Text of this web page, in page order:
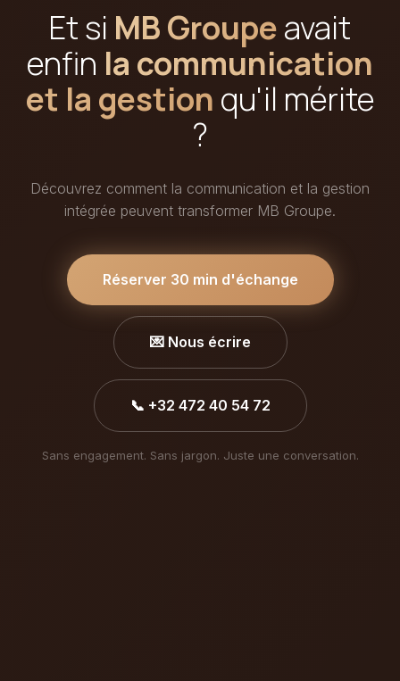
Et si MB Groupeavait
enfin la communication
et la gestion qu'il mérite
?
Découvrez comment la communication et la gestion
intégrée peuvent transformer MB Groupe.
Réserver 30 min d'échange
💌 Nous écrire
📞 +32 472 40 54 72
Sans engagement. Sans jargon. Juste une conversation.